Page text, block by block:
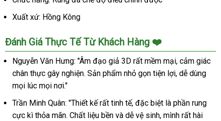
chân
Xuất xứ: Hồng Kông
Đánh Giá Thực Tế Từ Khách Hàng ❤️
Nguyễn Văn Hưng: "Âm đạo giả 3D rất mềm mại, cảm giác
chân thực gây nghiện. Sản phẩm nhỏ gọn tiện lợi, dễ dùng
mọi lúc mọi nơi."
Trần Minh Quân: "Thiết kế rất tinh tế, đặc biệt là phần rung
cực kì thỏa mãn. Chất liệu bền và dễ vệ sinh, mình rất hài